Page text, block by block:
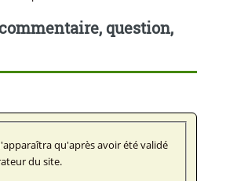
question,
qu'après avoir été validé
du site.